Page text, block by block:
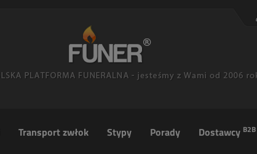
Transport zwłok Stypy Porady Dostawcy B2B